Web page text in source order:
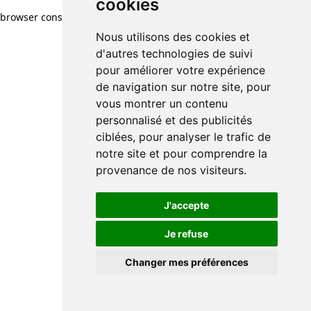
cookies
Nous utilisons des cookies et
d'autres technologies de suivi
pour améliorer votre expérience
de navigation sur notre site, pour
vous montrer un contenu
personnalisé et des publicités
ciblées, pour analyser le trafic de
notre site et pour comprendre la
provenance de nos visiteurs.
J'accepte
Je refuse
Changer mes préférences
browser console for more information)